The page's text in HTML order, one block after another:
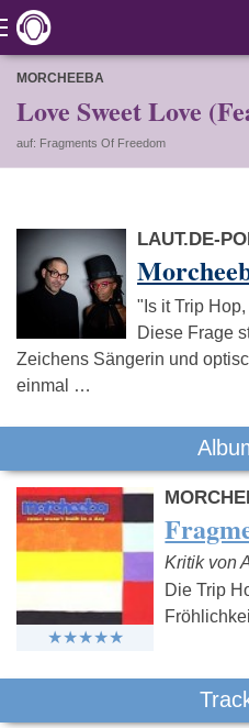
MORCHEEBA
Love Sweet Love
auf: Fragments Of Freedom
LAUT.DE-
"Is it Trip
Diese Frage
Zeichens Sängerin und
einmal …
Kritik von
Die Trip